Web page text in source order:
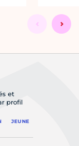
et
profil
JEUNE